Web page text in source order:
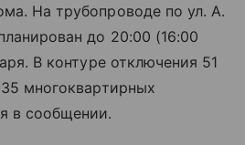
На трубопроводе по ул. А.
до 20:00 (16:00
В контуре отключения 51
многоквартирных
в сообщении.